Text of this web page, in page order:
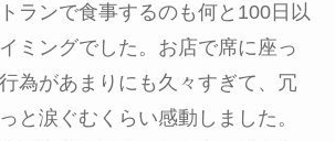
ランで食事するのも何と100日以
ミングでした。お店で席に座っ
為があまりにも久々すぎて、冗
と涙ぐむくらい感動しました。